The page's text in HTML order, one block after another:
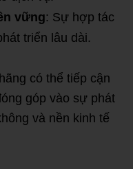
vững: Sự hợp tác
triển lâu dài.
có thể tiếp cận
góp vào sự phát
và nền kinh tế